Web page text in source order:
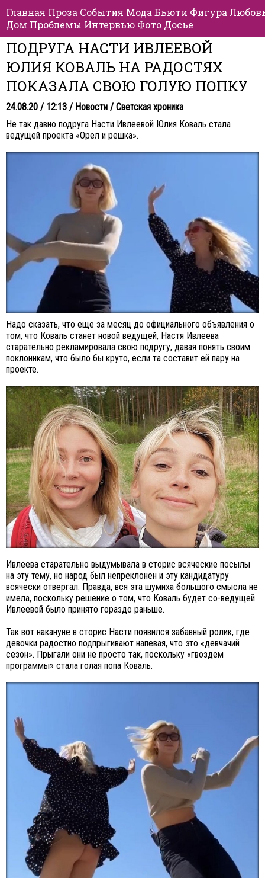
Главная Проза События Мода Бьюти Фигура
Дом Проблемы Интервью Фото Досье
ПОДРУГА НАСТИ ИВЛЕЕВОЙ
ЮЛИЯ КОВАЛЬ НА РАДОСТЯХ
ПОКАЗАЛА СВОЮ ГОЛУЮ ПОПКУ
24.08.20 / 12:13 / Новости / Светская хроника
Не так давно подруга Насти Ивлеевой Юлия Коваль стала
ведущей проекта «Орел и решка».
Надо сказать, что еще за месяц до официального объявления о
том, что Коваль станет новой ведущей, Настя Ивлеева
старательно рекламировала свою подругу, давая понять своим
поклоннкам, что было бы круто, если та составит ей пару на
проекте.
Ивлеева старательно выдумывала в сторис всяческие посылы
на эту тему, но народ был непреклонен и эту кандидатуру
всячески отвергал. Правда, вся эта шумиха большого смысла не
имела, поскольку решение о том, что Коваль будет со-ведущей
Ивлеевой было принято гораздо раньше.
Так вот накануне в сторис Насти появился забавный ролик, где
девочки радостно подпрыгивают напевая, что это «девчачий
сезон». Прыгали они не просто так, поскольку «гвоздем
программы» стала голая попа Коваль.